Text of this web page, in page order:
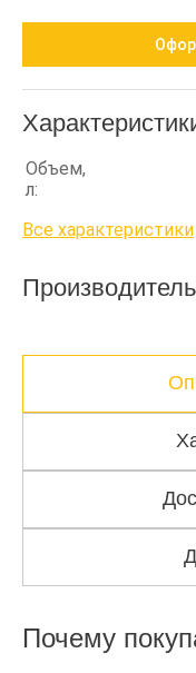
Объем,
л:
Все характеристики
Производитель
Почему